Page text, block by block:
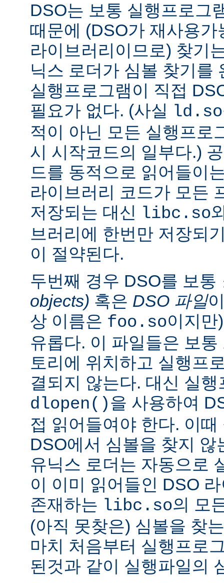
DSO는 보통 실행프로그
때문에 (DSO가 재사용
라이브러리이므로) 찾기
닉스 로더가 심볼 찾기를
실행프로그램이 직접
필요가 없다. (사실
ld.so
적이 아닌 모든 실행프로
시 시작코드의 일부다.)
드를 동적으로 읽어들이
라이브러리 코드가 모든
저장되는 대신
libc.so
브러리에 한번만 저장되
이 절약된다.
두번째 경우 DSO를 보통
objects) 혹은 DSO 파일
상 이름은 foo.so이지만
유롭다. 이 파일들은 보
토리에 위치하고 실행프
결되지 않는다. 대신 실
dlopen()을 사용하여
접 읽어들여야 한다. 이
DSO에서 심볼을 찾지 않
유닉스 로더는 자동으로
이 이미 읽어들인 DSO
존재하는 libc.so의 모
(아직 못찾은) 심볼을 찾
마치 처음부터 실행프로
된것과 같이 실행파일의